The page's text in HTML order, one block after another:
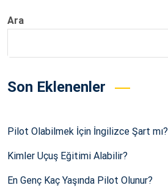
Ara
Son Eklenenler
Pilot Olabilmek İçin İngilizce Şart mı?
Kimler Uçuş Eğitimi Alabilir?
En Genç Kaç Yaşında Pilot Olunur?